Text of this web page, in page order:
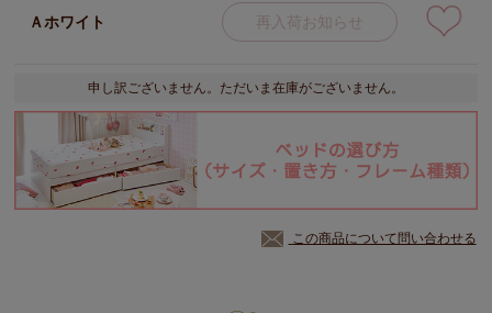
Ａホワイト 再入荷お知らせ
申し訳ございません。ただいま在庫がございません。
この商品について問い合わせる